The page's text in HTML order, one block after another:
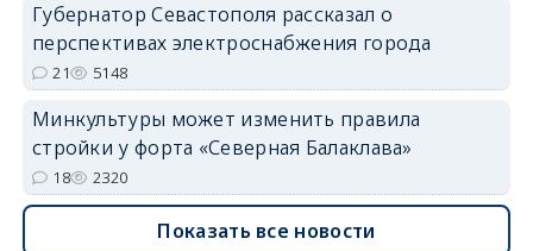
Губернатор Севастополя рассказал о
перспективах электроснабжения города
21 5148
Минкультуры может изменить правила
стройки у форта «Северная Балаклава»
18 2320
Показать все новости